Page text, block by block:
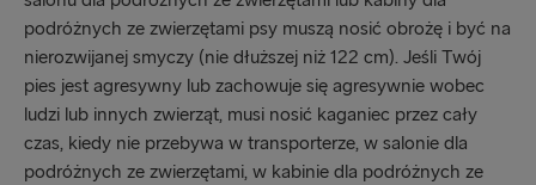
podróżnych ze zwierzętami psy muszą nosić obrożę i być na
nierozwijanej smyczy (nie dłuższej niż 122 cm). Jeśli Twój
pies jest agresywny lub zachowuje się agresywnie wobec
ludzi lub innych zwierząt, musi nosić kaganiec przez cały
czas, kiedy nie przebywa w transporterze, w salonie dla
podróżnych ze zwierzętami, w kabinie dla podróżnych ze